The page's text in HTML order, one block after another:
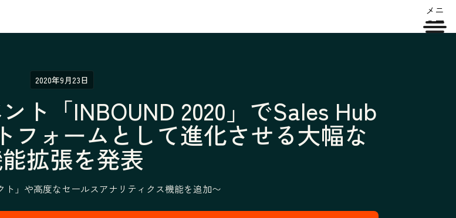
メニ
ュー
2020年9月23日
ト「INBOUND 2020」でSales Hub
フォームとして進化させる大幅な
拡張を発表
ト」や高度なセールスアナリティクス機能を追加〜